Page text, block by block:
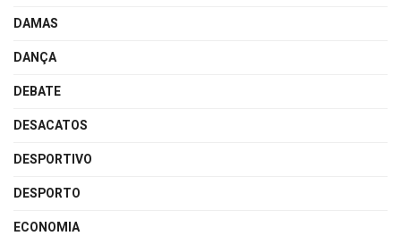
DAMAS
DANÇA
DEBATE
DESACATOS
DESPORTIVO
DESPORTO
ECONOMIA